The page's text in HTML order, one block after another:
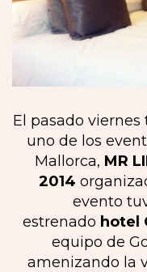
El pasado
uno de los
Mallorca, MR
2014
evento
estrenado hotel
equipo de
amenizando la